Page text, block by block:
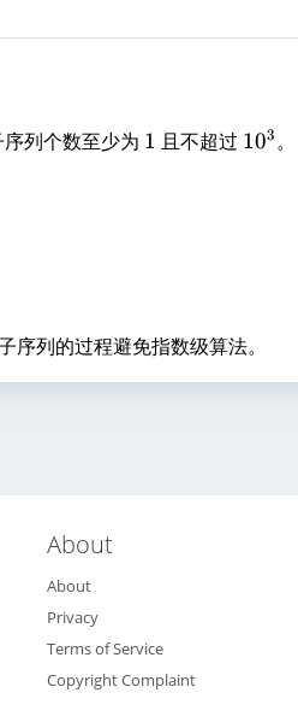
序列个数至少为 1
1 且不超过 1
103。
列的过程避免指数级算法。
About
About
Privacy
Terms of Service
Copyright Complaint